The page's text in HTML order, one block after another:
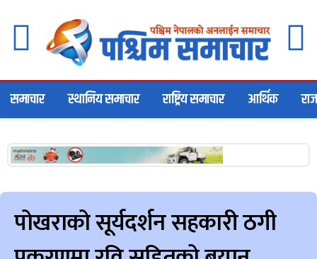
समाचार स्थानिय समाचार राष्ट्रिय समाचार आर्थिक
पोखराको सूर्यदर्शन सहकारी ठगी